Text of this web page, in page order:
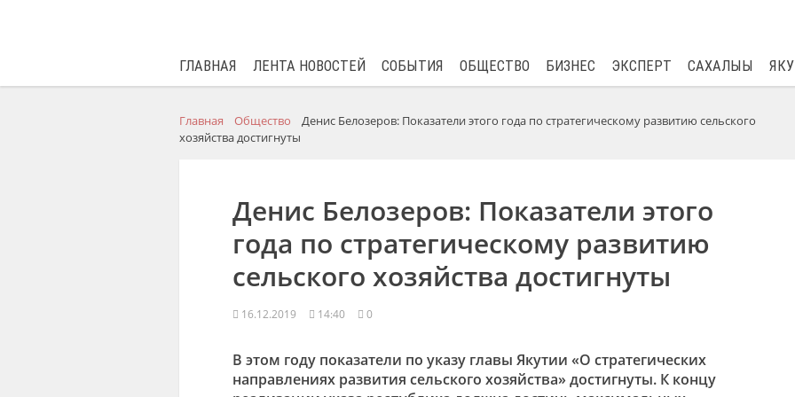
ГЛАВНАЯ ЛЕНТА НОВОСТЕЙ СОБЫТИЯ ОБЩЕСТВО БИЗНЕС ЭКСПЕРТ САХАЛЫЫ
Главная Общество
Денис Белозеров: Показатели этого года по стратегическому развитию сельского
хозяйства достигнуты
Денис Белозеров: Показатели этого
года по стратегическому развитию
сельского хозяйства достигнуты
16.12.2019 14:40 0
В этом году показатели по указу главы Якутии «О стратегических
направлениях развития сельского хозяйства» достигнуты. К концу